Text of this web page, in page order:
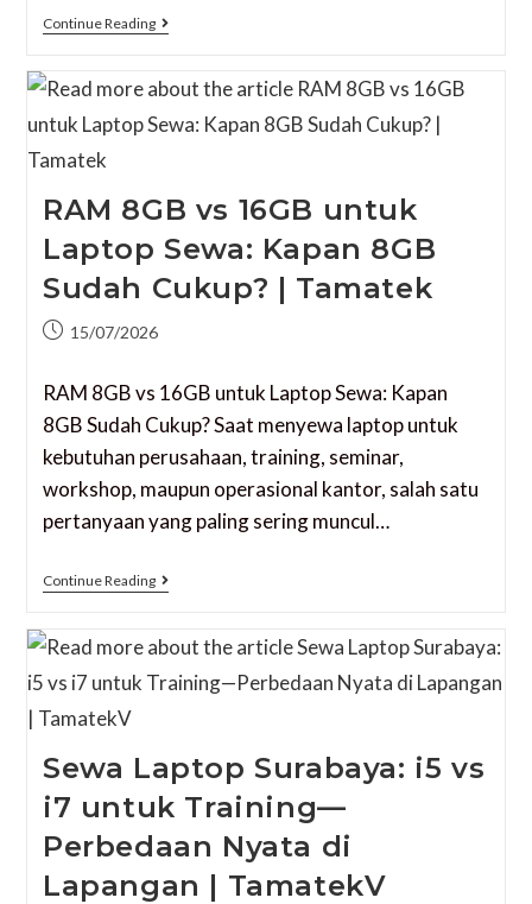
Continue Reading
RAM 8GB vs 16GB untuk
Laptop Sewa: Kapan 8GB
Sudah Cukup? | Tamatek
15/07/2026
RAM 8GB vs 16GB untuk Laptop Sewa: Kapan
8GB Sudah Cukup? Saat menyewa laptop untuk
kebutuhan perusahaan, training, seminar,
workshop, maupun operasional kantor, salah satu
pertanyaan yang paling sering muncul…
Continue Reading
Sewa Laptop Surabaya: i5 vs
i7 untuk Training—
Perbedaan Nyata di
Lapangan | TamatekV